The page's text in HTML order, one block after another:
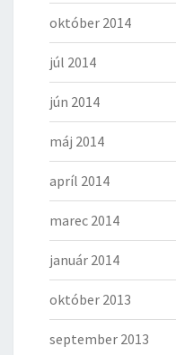
október 2014
júl 2014
jún 2014
máj 2014
apríl 2014
marec 2014
január 2014
október 2013
september 2013